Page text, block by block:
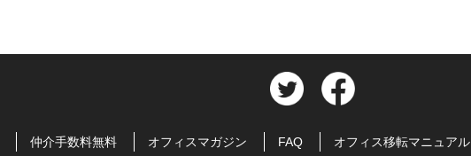
仲介手数料無料 オフィスマガジン FAQ オフィス移転マニュアル